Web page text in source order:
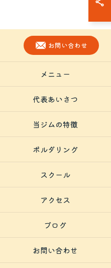
お問い合わせ
メニュー
代表あいさつ
当ジムの特徴
ボルダリング
スクール
アクセス
ブログ
お問い合わせ